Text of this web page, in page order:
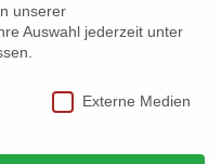
unserer
Auswahl jederzeit unter
Externe Medien